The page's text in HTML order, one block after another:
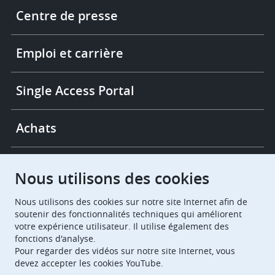
More
links
Centre de presse
Emploi et carrière
Single Access Portal
Achats
European Patent Office EPO Jobs
EuropeanPatentOffice
Nous utilisons des cookies
Nous utilisons des cookies sur notre site Internet afin de
soutenir des fonctionnalités techniques qui améliorent
votre expérience utilisateur. Il utilise également des
fonctions d'analyse.
Pour regarder des vidéos sur notre site Internet, vous
devez accepter les cookies YouTube.